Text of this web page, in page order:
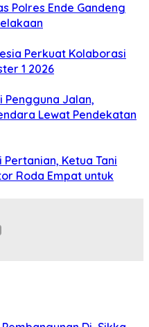
Polres Ende Gandeng
Perkuat Kolaborasi
1 2026
Pengguna Jalan,
Lewat Pendekatan
Ketua Tani
Roda Empat untuk